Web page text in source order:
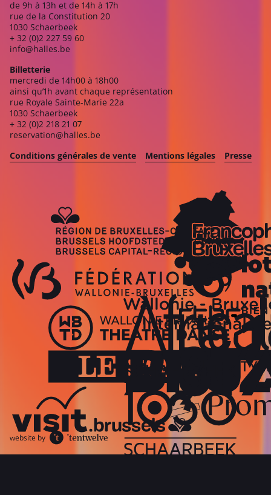
de 9h à 13h et de 14h à 17h
rue de la Constitution 20
1030 Schaerbeek
+ 32 (0)2 227 59 60
info@halles.be
Billetterie
mercredi de 14h00 à 18h00
ainsi qu’1h avant chaque représentation
rue Royale Sainte-Marie 22a
1030 Schaerbeek
+ 32 (0)2 218 21 07
reservation@halles.be
Conditions générales de vente
Mentions légales Presse
website by